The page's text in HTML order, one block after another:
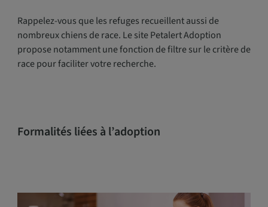
Rappelez-vous que les refuges recueillent aussi de
nombreux chiens de race. Le site Petalert Adoption
propose notamment une fonction de filtre sur le critère de
race pour faciliter votre recherche.
Formalités liées à l’adoption